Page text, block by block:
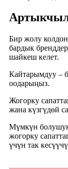
Бир жолу
бардык
шайкеш келет.
Кайтарымдуу –
оодарыңыз.
Жогорку
жана күзгүдөй
Мүмкүн
жогорку
үчүн так